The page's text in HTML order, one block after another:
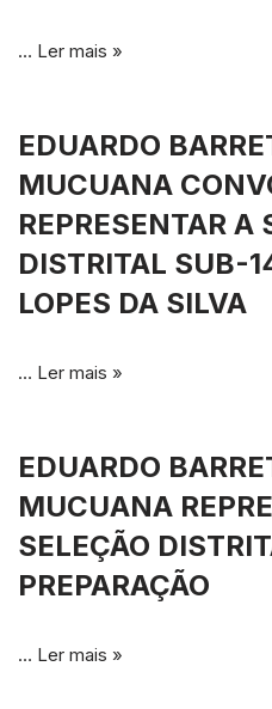
… Ler mais »
EDUARDO
MUCUANA
REPRESENTAR A
DISTRITAL SUB-
LOPES DA SILVA
… Ler mais »
EDUARDO
MUCUANA
SELEÇÃO
PREPARAÇÃO
… Ler mais »